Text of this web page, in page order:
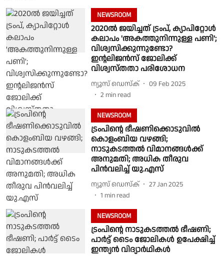
NEWSROOM
2020ല്‍ ജയിച്ചത് ട്രംപ്, ക്യാപിറ്റോള്‍
കലാപം 'അകത്തുനിന്നുള്ള പണി';
വിശ്വസിക്കുന്നുണ്ടോ?
ഇന്റലിജന്‍സ് ജോലിക്ക്
വിശ്വസ്തതാ പരിശോധന
ന്യൂസ് ഡെസ്ക്
09 Feb 2025
2 min read
NEWSROOM
ട്രംപിന്റെ ഭീഷണിക്കൊടുവില്‍
കൊളംബിയ വഴങ്ങി;
നാടുകടത്തല്‍ വിമാനങ്ങള്‍ക്ക്
അനുമതി; അധിക തീരുവ
പിന്‍വലിച്ച് യു.എസ്
ന്യൂസ് ഡെസ്ക്
27 Jan 2025
1 min read
NEWSROOM
ട്രംപിന്റെ നാടുകടത്തല്‍ ഭീഷണി;
പാര്‍ട്ട് ടൈം ജോലികള്‍ ഉപേക്ഷിച്ച്
ഇന്ത്യന്‍ വിദ്യാര്‍ഥികള്‍